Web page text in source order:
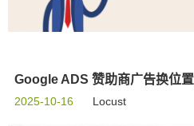
Google ADS 赞助商广告换位置
2025-10-16 Locust